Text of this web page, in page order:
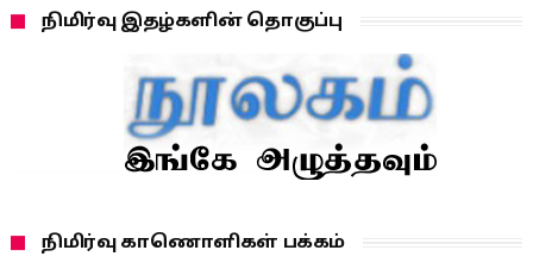
நிமிர்வு இதழ்களின் தொகுப்பு
நிமிர்வு காணொளிகள் பக்கம்